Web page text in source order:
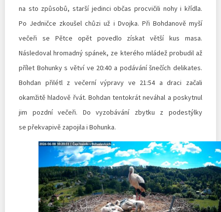
na sto způsobů, starší jedinci občas procvičili nohy i křídla.
Po Jedničce zkoušel chůzi už i Dvojka. Při Bohdanově myší
večeři se Pětce opět povedlo získat větší kus masa.
Následoval hromadný spánek, ze kterého mládež probudil až
přílet Bohunky s větví ve 20:40 a podávání šnečích delikates.
Bohdan přilétl z večerní výpravy ve 21:54 a draci začali
okamžitě hladově řvát. Bohdan tentokrát neváhal a poskytnul
jim pozdní večeři. Do vyzobávání zbytku z podestýlky
se překvapivě zapojila i Bohunka.